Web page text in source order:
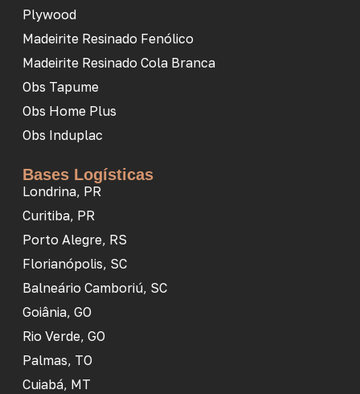
Plywood
Madeirite Resinado Fenólico
Madeirite Resinado Cola Branca
Obs Tapume
Obs Home Plus
Obs Induplac
Bases Logísticas
Londrina, PR
Curitiba, PR
Porto Alegre, RS
Florianópolis, SC
Balneário Camboriú, SC
Goiânia, GO
Rio Verde, GO
Palmas, TO
Cuiabá, MT